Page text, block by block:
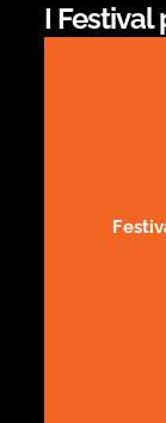
I Festival